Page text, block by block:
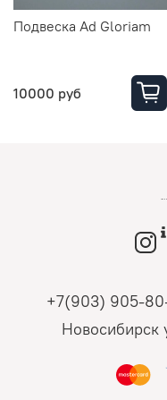
Подвеска Ad Gloriam
10000 руб
+7(903) 905-
Новосибирск